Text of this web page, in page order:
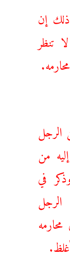
إن
تنظر
‌الرجل
من
في